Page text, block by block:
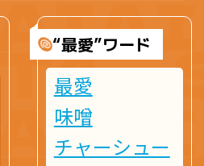
“最愛”ワード
最愛
味噌
チャーシュー